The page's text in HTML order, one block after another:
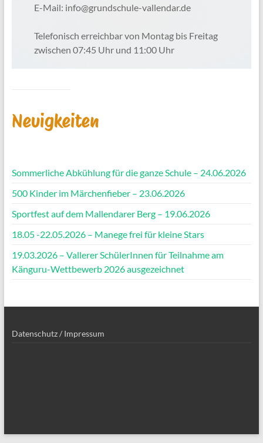
E-Mail: info@grundschule-vallendar.de
Telefonisch erreichbar von Montag bis Freitag
zwischen 07:45 Uhr und 11:00 Uhr
Neuigkeiten
Sommerliche Abkühlung für die ganze Schule – 24.06.2026
500 Kinder im Märchenfieber – 23.06.2026
Sportfest auf dem Mallendarer Berg – 19.06.2026
18.05 -22.05.2026 – Manege frei für kleine Stars
19.03.2026 – Vallerer SchülerInnen für Teilnahme am
Känguru-Wettbewerb 2026 ausgezeichnet
Datenschutz / Impressum